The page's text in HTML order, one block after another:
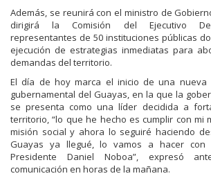
Además, se reunirá con el ministro de
dirigirá la Comisión del Ejecutivo
representantes de 50 instituciones públicas
ejecución de estrategias inmediatas para
demandas del territorio.
El día de hoy marca el inicio de una nueva
gubernamental del Guayas, en la que la
se presenta como una líder decidida a
territorio, “lo que he hecho es cumplir con mi
misión social y ahora lo seguiré haciendo
Guayas ya llegué, lo vamos a hacer con
Presidente Daniel Noboa”, expresó
comunicación en horas de la mañana.